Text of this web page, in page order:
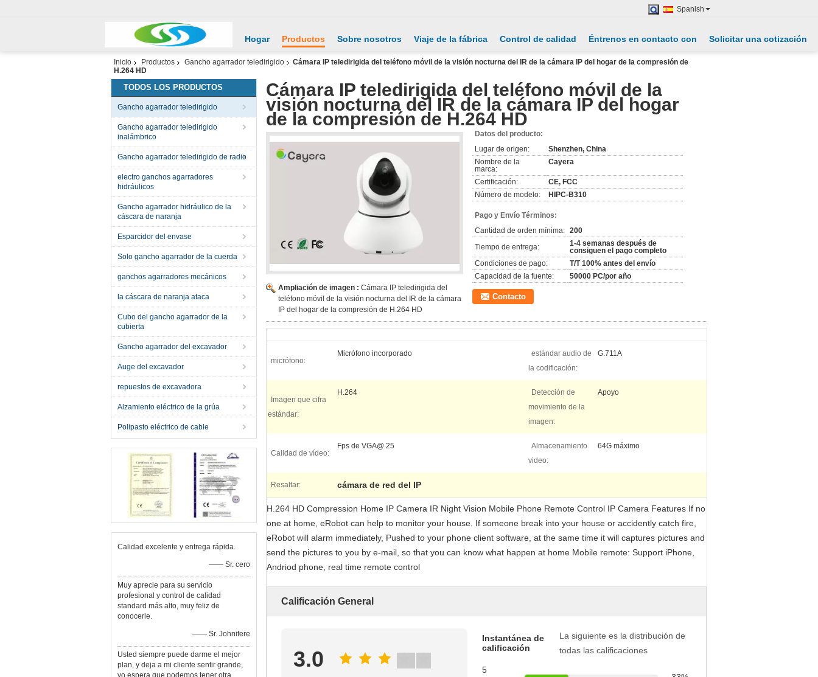
Spanish
Hogar Productos Sobre nosotros Viaje de la fábrica Control de calidad Éntrenos en contacto con Solicitar una cotización
Inicio Productos Gancho agarrador teledirigido
Cámara IP teledirigida del teléfono móvil de la visión nocturna del IR de la cámara IP del hogar de la compresión de
H.264 HD
TODOS LOS PRODUCTOS
Gancho agarrador teledirigido
Gancho agarrador teledirigido
inalámbrico
Gancho agarrador teledirigido de radio
electro ganchos agarradores
hidráulicos
Gancho agarrador hidráulico de la
cáscara de naranja
Esparcidor del envase
Solo gancho agarrador de la cuerda
ganchos agarradores mecánicos
la cáscara de naranja ataca
Cubo del gancho agarrador de la
cubierta
Gancho agarrador del excavador
Auge del excavador
repuestos de excavadora
Alzamiento eléctrico de la grúa
Polipasto eléctrico de cable
Calidad excelente y entrega rápida.
—— Sr. cero
Muy aprecie para su servicio
profesional y control de calidad
standard más alto, muy feliz de
conocerle.
—— Sr. Johnifere
Usted siempre puede darme el mejor
plan, y deja a mi cliente sentir grande,
yo espera que podemos tener otra
Cámara IP teledirigida del teléfono móvil de la
visión nocturna del IR de la cámara IP del hogar
de la compresión de H.264 HD
Ampliación de imagen : Cámara IP teledirigida del
teléfono móvil de la visión nocturna del IR de la cámara
IP del hogar de la compresión de H.264 HD
Datos del producto:
Lugar de origen:
Shenzhen, China
Nombre de la
marca:
Cayera
Certificación:
CE, FCC
Número de modelo:
HIPC-B310
Pago y Envío Términos:
Cantidad de orden mínima: 200
Tiempo de entrega:
1-4 semanas después de
consiguen el pago completo
Condiciones de pago:
T/T 100% antes del envío
Capacidad de la fuente:
50000 PC/por año
Contacto
micrófono:
Micrófono incorporado
estándar audio de
la codificación:
G.711A
Imagen que cifra
estándar:
H.264
Detección de
movimiento de la
imagen:
Apoyo
Calidad de vídeo:
Fps de VGA@ 25
Almacenamiento
video:
64G máximo
Resaltar: cámara de red del IP
H.264 HD Compression Home IP Camera IR Night Vision Mobile Phone Remote Control IP Camera Features If no
one at home, eRobot can help to monitor your house. If someone break into your house or accidently catch fire,
eRobot will alarm immediately, Pushed to your phone client software, at the same time it will captures pictures and
send the pictures to you by e-mail, so that you can know what happen at home Mobile remote: Support iPhone,
Andriod phone, real time remote control
Calificación General
3.0
Instantánea de
calificación
La siguiente es la distribución de
todas las calificaciones
5